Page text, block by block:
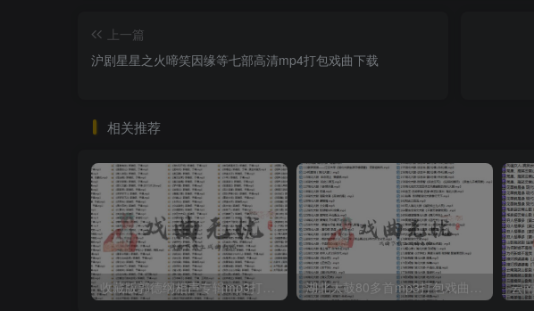
上一篇
沪剧星星之火啼笑因缘等七部高清mp4打包戏曲下载
相关推荐